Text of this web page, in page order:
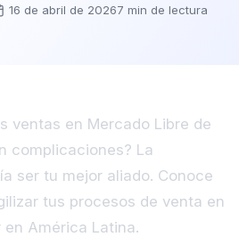
16 de abril de 20267 min de lectura
ventas en Mercado Libre de
complicaciones? La
ser tu mejor aliado. Conoce
tus procesos de venta en
América Latina.